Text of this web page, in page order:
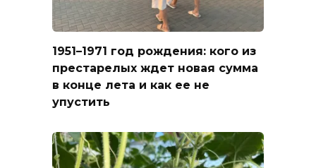
1951–1971 год рождения: кого из
престарелых ждет новая сумма
в конце лета и как ее не
упустить